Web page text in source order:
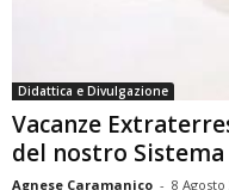
Didattica e Divulgazione
Vacanze
del nostro Sistema
Agnese Caramanico - 8 Agosto